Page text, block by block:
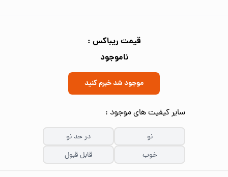
قیمت ریباکس :
ناموجود
موجود شد خبرم کنید
سایر کیفیت های موجود :
نو
در حد نو
خوب
قابل قبول